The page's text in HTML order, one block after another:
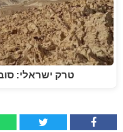
טרק ישראלי: